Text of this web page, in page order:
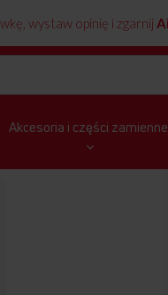
wystaw opinię i zgarnij
Akcesoria i części zamienne